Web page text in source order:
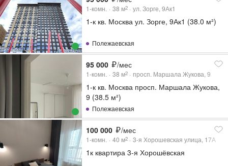
1-комн. 38 м2 ул. Зорге, 9Ак1
1-к кв. Москва ул. Зорге, 9Ак1 (38.0 м²)
Полежаевская
95 000 /мес
1-комн. 38 м2 просп. Маршала Жукова, 9
1-к кв. Москва просп. Маршала Жукова,
9 (38.5 м²)
Полежаевская
100 000 /мес
1-комн. 40 м2 3-я Хорошевская улица, 17А
1к квартира 3-я Хорошёвская